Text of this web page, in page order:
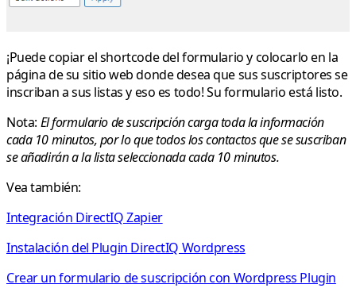
¡Puede copiar el shortcode del formulario y colocarlo en la
página de su sitio web donde desea que sus suscriptores se
inscriban a sus listas y eso es todo! Su formulario está listo.
Nota: El formulario de suscripción carga toda la información
cada 10 minutos, por lo que todos los contactos que se suscriban
se añadirán a la lista seleccionada cada 10 minutos.
Vea también:
Integración DirectIQ Zapier
Instalación del Plugin DirectIQ Wordpress
Crear un formulario de suscripción con Wordpress Plugin